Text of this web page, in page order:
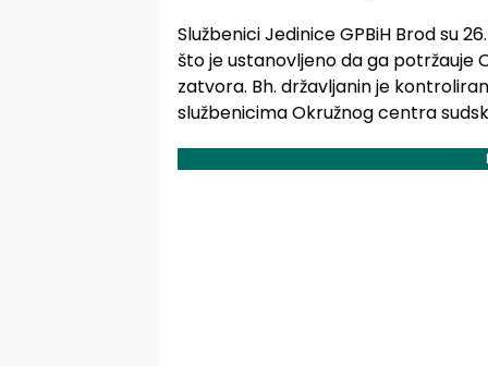
Službenici Jedinice GPBiH Brod su
što je ustanovljeno da ga potržauje
zatvora. Bh. državljanin je
službenicima Okružnog centra